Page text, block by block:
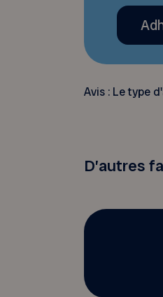
Avis : Le type
D’autres